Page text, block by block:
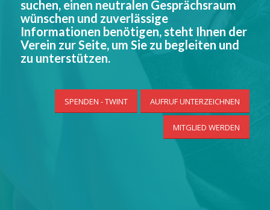
suchen, einen neutralen Gesprächsraum
wünschen und zuverlässige
Informationen benötigen, steht Ihnen der
Verein zur Seite, um Sie zu begleiten und
zu unterstützen.
SPENDEN - TWINT AUFRUF UNTERZEICHNEN
MITGLIED WERDEN